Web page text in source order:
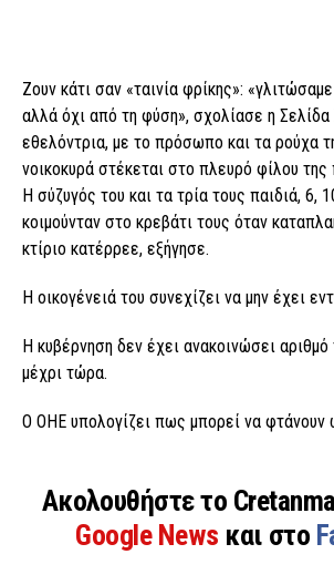
Ζουν κάτι σαν «ταινία φρίκης»:
αλλά όχι από τη φύση», σχολίασε η
εθελόντρια, με το πρόσωπο και τα ρούχα
νοικοκυρά στέκεται στο πλευρό φίλου
Η σύζυγός του και τα τρία τους παιδιά, 6,
κοιμούνταν στο κρεβάτι τους όταν
κτίριο κατέρρεε, εξήγησε.
Η οικογένειά του συνεχίζει να μην έχει
Η κυβέρνηση δεν έχει ανακοινώσει
μέχρι τώρα.
Ο ΟΗΕ υπολογίζει πως μπορεί να φτάνουν
Ακολουθήστε το
Google News και στο